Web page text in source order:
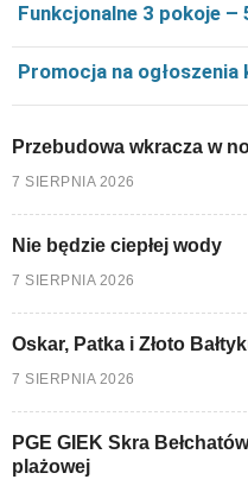
Funkcjonalne 3 pokoje
Promocja na
Przebudowa wkracza w
7 SIERPNIA 2026
Nie będzie ciepłej wody
7 SIERPNIA 2026
Oskar, Patka i Złoto
7 SIERPNIA 2026
PGE GIEK Skra
plażowej